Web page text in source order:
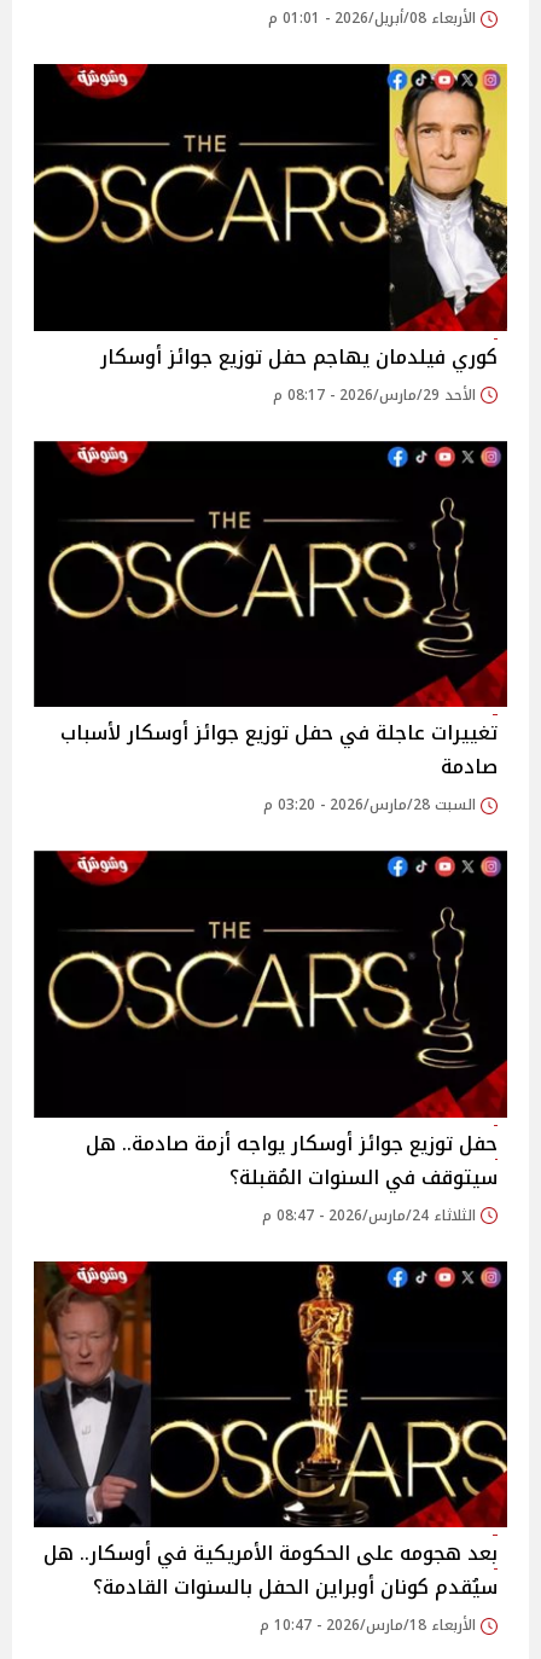
الأربعاء 08/أبريل/2026 - 01:01 م
كوري فيلدمان يهاجم حفل توزيع جوائز أوسكار
الأحد 29/مارس/2026 - 08:17 م
تغييرات عاجلة في حفل توزيع جوائز أوسكار لأسباب
صادمة
السبت 28/مارس/2026 - 03:20 م
حفل توزيع جوائز أوسكار يواجه أزمة صادمة.. هل
سيتوقف في السنوات المُقبلة؟
الثلاثاء 24/مارس/2026 - 08:47 م
بعد هجومه على الحكومة الأمريكية في أوسكار.. هل
سيُقدم كونان أوبراين الحفل بالسنوات القادمة؟
الأربعاء 18/مارس/2026 - 10:47 م